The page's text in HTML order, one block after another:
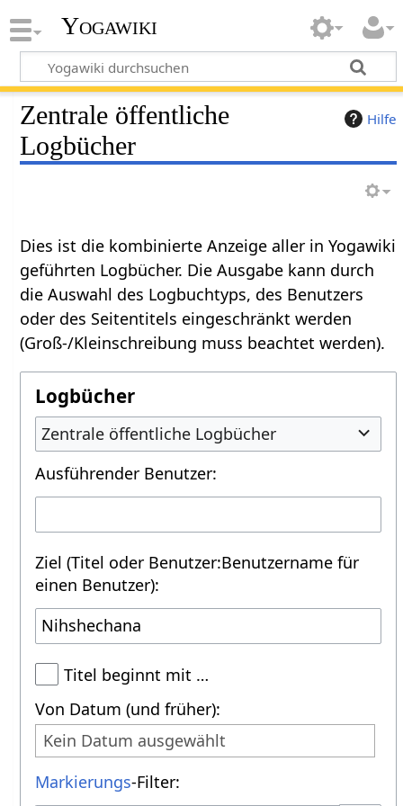
Yogawiki
Hilfe
Zentrale öffentliche
Logbücher
Dies ist die kombinierte Anzeige aller in Yogawiki
geführten Logbücher. Die Ausgabe kann durch
die Auswahl des Logbuchtyps, des Benutzers
oder des Seitentitels eingeschränkt werden
(Groß-/Kleinschreibung muss beachtet werden).
Logbücher
Zentrale öffentliche Logbücher
Ausführender Benutzer:
Ziel (Titel oder Benutzer:Benutzername für
einen Benutzer):
Titel beginnt mit …
Von Datum (und früher):
Kein Datum ausgewählt
Markierungs-Filter: